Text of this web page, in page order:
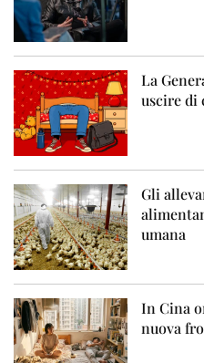
La
uscire di
Gli
umana
In Cina
nuova